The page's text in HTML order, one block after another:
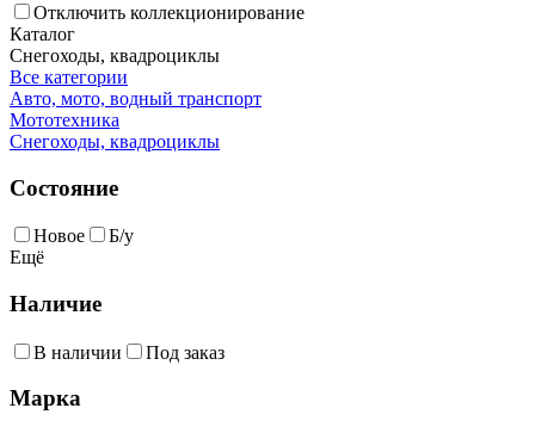
Отключить коллекционирование
Каталог
Снегоходы, квадроциклы
Все категории
Авто, мото, водный транспорт
Мототехника
Снегоходы, квадроциклы
Состояние
Новое
Б/у
Ещё
Наличие
В наличии Под заказ
Марка